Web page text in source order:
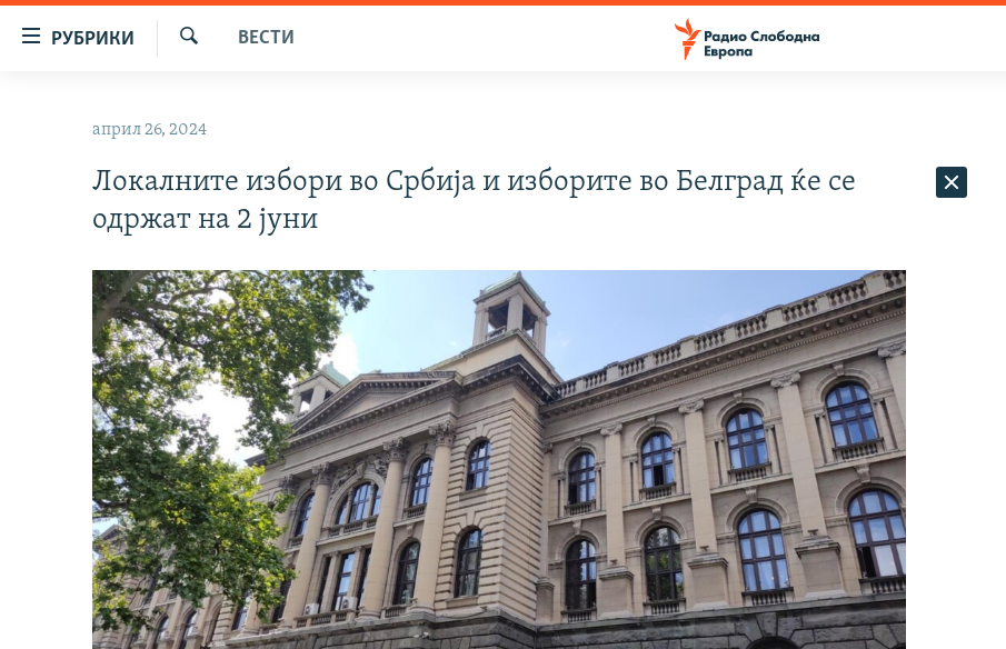
пребарување
РУБРИКИ
ВИЗУЕЛНО
ПРИЈАВИ СЕ ЗА ЊУЗЛЕТЕР
ПОДКАСТ ЗОШТО?
ВЕСТИ
април 26, 2024
Локалните избори во Србија и изборите во Белград ќе се
одржат на 2 јуни